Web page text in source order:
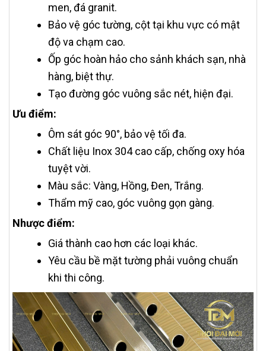
men, đá granit.
Bảo vệ góc tường, cột tại khu vực có mật
độ va chạm cao.
Ốp góc hoàn hảo cho sảnh khách sạn, nhà
hàng, biệt thự.
Tạo đường góc vuông sắc nét, hiện đại.
Ưu điểm:
Ôm sát góc 90°, bảo vệ tối đa.
Chất liệu Inox 304 cao cấp, chống oxy hóa
tuyệt vời.
Màu sắc: Vàng, Hồng, Đen, Trắng.
Thẩm mỹ cao, góc vuông gọn gàng.
Nhược điểm:
Giá thành cao hơn các loại khác.
Yêu cầu bề mặt tường phải vuông chuẩn
khi thi công.